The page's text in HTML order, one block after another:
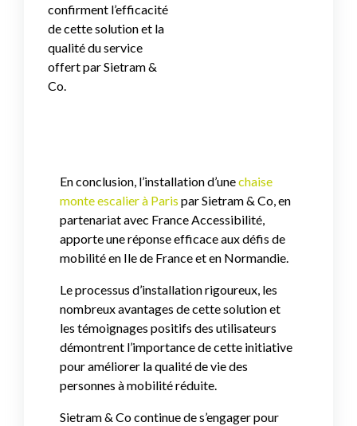
confirment l’efficacité
de cette solution et la
qualité du service
offert par Sietram &
Co.
En conclusion, l’installation d’unechaise
monte escalier à Paris par Sietram & Co, en
partenariat avec France Accessibilité,
apporte une réponse efficace aux défis de
mobilité en Ile de France et en Normandie.
Le processus d’installation rigoureux, les
nombreux avantages de cette solution et
les témoignages positifs des utilisateurs
démontrent l’importance de cette initiative
pour améliorer la qualité de vie des
personnes à mobilité réduite.
Sietram & Co continue de s’engager pour